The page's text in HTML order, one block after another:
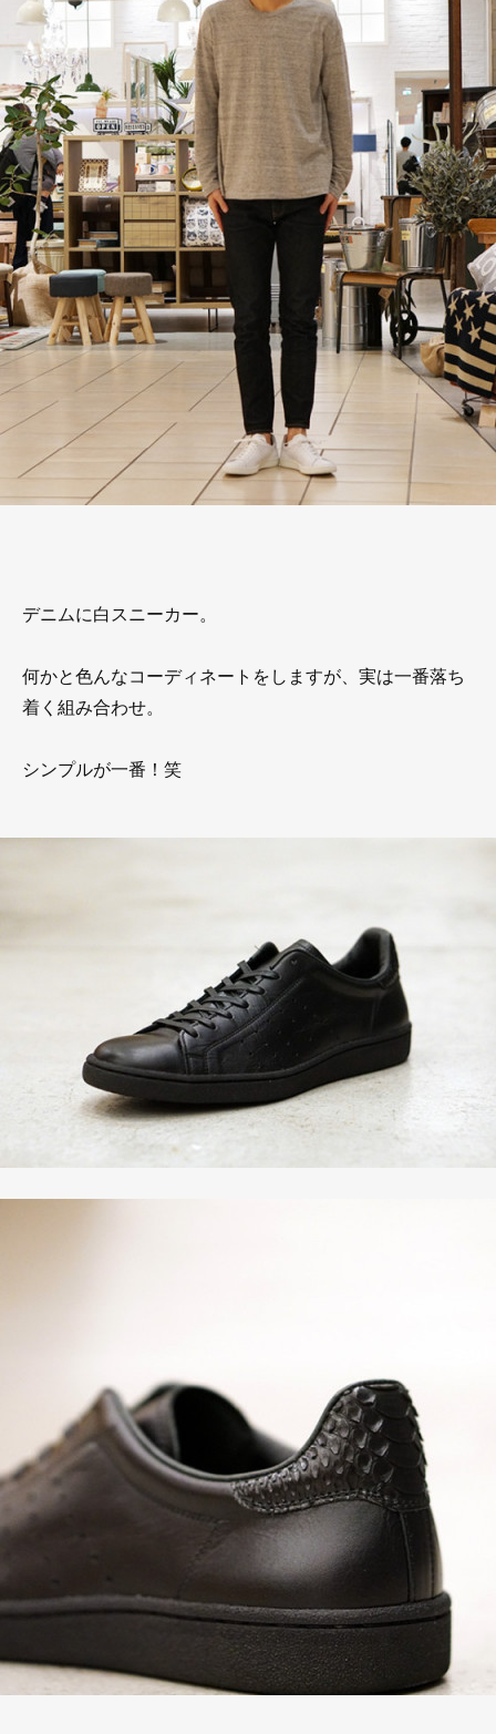
デニムに白スニーカー。
何かと色んなコーディネートをしますが、実は一番落ち
着く組み合わせ。
シンプルが一番！笑